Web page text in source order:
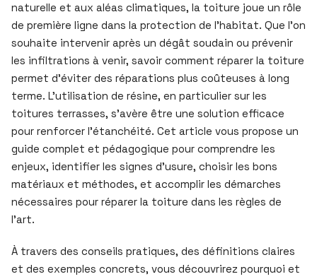
naturelle et aux aléas climatiques, la toiture joue un rôle
de première ligne dans la protection de l’habitat. Que l’on
souhaite intervenir après un dégât soudain ou prévenir
les infiltrations à venir, savoir comment réparer la toiture
permet d’éviter des réparations plus coûteuses à long
terme. L’utilisation de résine, en particulier sur les
toitures terrasses, s’avère être une solution efficace
pour renforcer l’étanchéité. Cet article vous propose un
guide complet et pédagogique pour comprendre les
enjeux, identifier les signes d’usure, choisir les bons
matériaux et méthodes, et accomplir les démarches
nécessaires pour réparer la toiture dans les règles de
l’art.
À travers des conseils pratiques, des définitions claires
et des exemples concrets, vous découvrirez pourquoi et